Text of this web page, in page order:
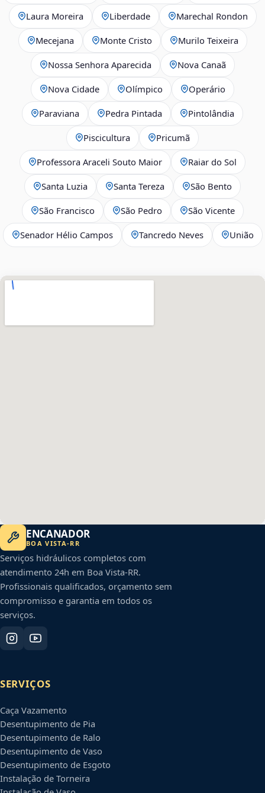
Laura Moreira Liberdade Marechal Rondon
Mecejana Monte Cristo Murilo Teixeira
Nossa Senhora Aparecida Nova Canaã
Nova Cidade Olímpico Operário
Paraviana Pedra Pintada Pintolândia
Piscicultura Pricumã
Professora Araceli Souto Maior Raiar do Sol
Santa Luzia Santa Tereza São Bento
São Francisco São Pedro São Vicente
Senador Hélio Campos Tancredo Neves União
ENCANADOR
BOA VISTA-RR
Serviços hidráulicos completos com
atendimento 24h em Boa Vista-RR.
Profissionais qualificados, orçamento sem
compromisso e garantia em todos os
serviços.
SERVIÇOS
Caça Vazamento
Desentupimento de Pia
Desentupimento de Ralo
Desentupimento de Vaso
Desentupimento de Esgoto
Instalação de Torneira